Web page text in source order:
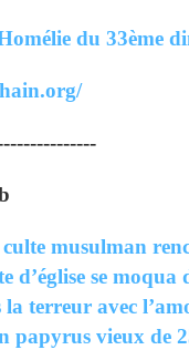
du 33ème
musulman
d’église se moqua
terreur avec
papyrus vieux de